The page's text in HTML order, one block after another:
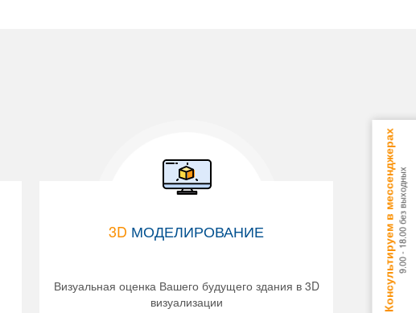
Консультируем в мессенджерах9.00 - 18.00 без выходных
3D МОДЕЛИРОВАНИЕ
Визуальная оценка Вашего будущего здания в 3D
визуализации